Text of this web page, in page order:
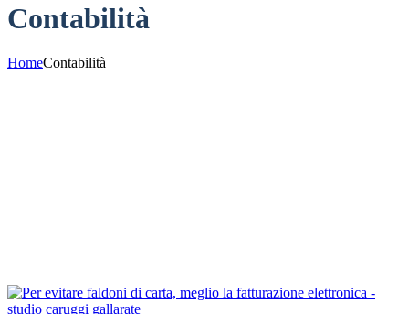
Contabilità
HomeContabilità